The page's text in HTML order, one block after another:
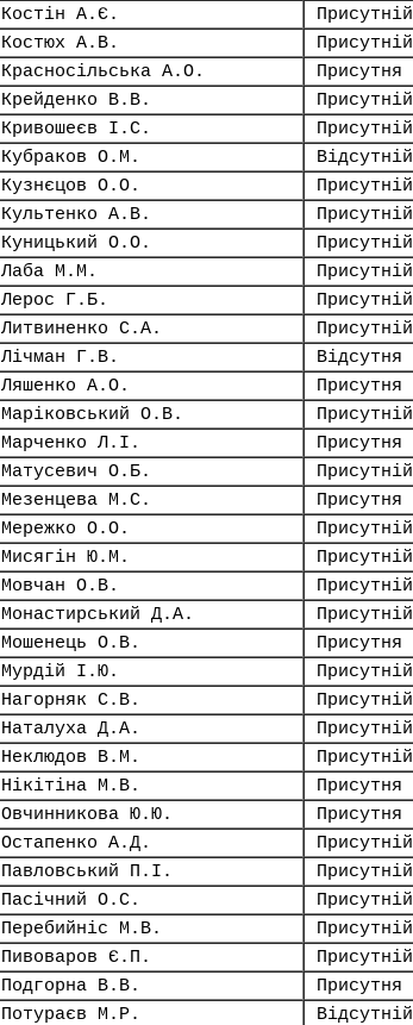
Костін А.Є.
Присутній
Костюх А.В.
Присутній
Красносільська А.О.
Присутня
Крейденко В.В.
Присутній
Кривошеєв І.С.
Присутній
Кубраков О.М.
Відсутній
Кузнєцов О.О.
Присутній
Культенко А.В.
Присутній
Куницький О.О.
Присутній
Лаба М.М.
Присутній
Лерос Г.Б.
Присутній
Литвиненко С.А.
Присутній
Лічман Г.В.
Відсутня
Ляшенко А.О.
Присутня
Маріковський О.В.
Присутній
Марченко Л.І.
Присутня
Матусевич О.Б.
Присутній
Мезенцева М.С.
Присутня
Мережко О.О.
Присутній
Мисягін Ю.М.
Присутній
Мовчан О.В.
Присутній
Монастирський Д.А.
Присутній
Мошенець О.В.
Присутня
Мурдій І.Ю.
Присутній
Нагорняк С.В.
Присутній
Наталуха Д.А.
Присутній
Неклюдов В.М.
Присутній
Нікітіна М.В.
Присутня
Овчинникова Ю.Ю.
Присутня
Остапенко А.Д.
Присутній
Павловський П.І.
Присутній
Пасічний О.С.
Присутній
Перебийніс М.В.
Присутній
Пивоваров Є.П.
Присутній
Подгорна В.В.
Присутня
Потураєв М.Р.
Відсутній